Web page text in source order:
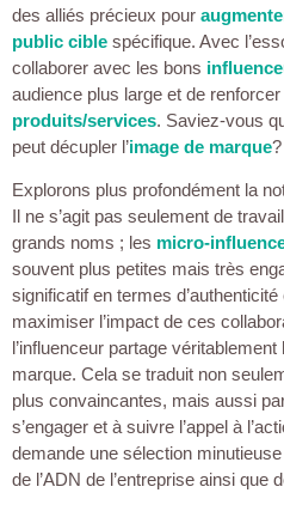
des alliés précieux pour
public cible spécifique. Avec
collaborer avec les bons
audience plus large et de
produits/services. Saviez-vous
peut décupler l’image de marque?
Explorons plus profondément la
Il ne s’agit pas seulement de
grands noms ; les micro-
souvent plus petites mais très
significatif en termes
maximiser l’impact de ces
l’influenceur partage
marque. Cela se traduit non
plus convaincantes, mais aussi
s’engager et à suivre l’appel à
demande une sélection
de l’ADN de l’entreprise ainsi que